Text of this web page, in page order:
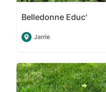
Belledonne Educ'
Jarrie